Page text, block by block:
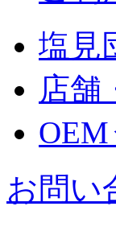
塩見
店舗
お問い